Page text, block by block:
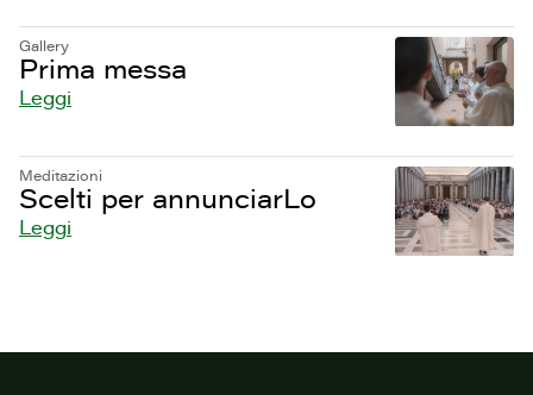
Gallery
Prima messa
Leggi
Meditazioni
Scelti per annunciarLo
Leggi